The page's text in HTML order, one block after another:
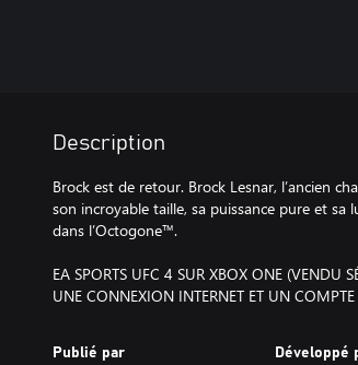
Description
Brock est de retour. Brock Lesnar, l’ancien
son incroyable taille, sa puissance pure et
dans l’Octogone™.
EA SPORTS UFC 4 SUR XBOX ONE (VENDU
UNE CONNEXION INTERNET ET UN
Publié par Développé